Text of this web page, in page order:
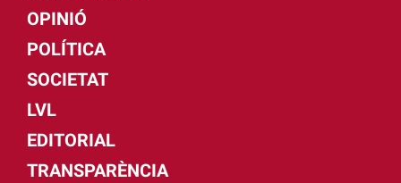
OPINIÓ
POLÍTICA
SOCIETAT
LVL
EDITORIAL
TRANSPARÈNCIA